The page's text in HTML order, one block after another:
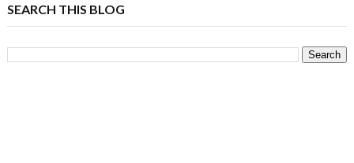
SEARCH THIS BLOG